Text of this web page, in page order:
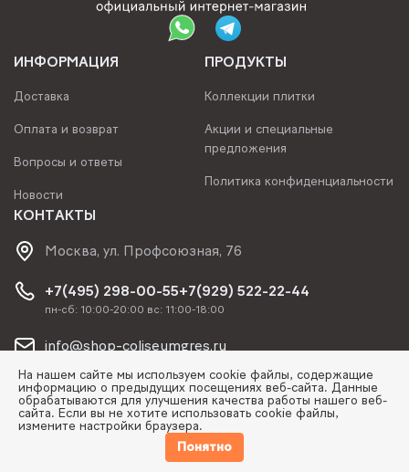
ИНФОРМАЦИЯ
Доставка
Оплата и возврат
Вопросы и ответы
Новости
ПРОДУКТЫ
Коллекции плитки
Акции и специальные
предложения
Политика конфиденциальности
КОНТАКТЫ
Москва, ул. Профсоюзная, 76
+7(495) 298-00-55+7(929) 522-22-44
пн-сб: 10:00-20:00 вс: 11:00-18:00
info@shop-coliseumgres.ru
© Copyright 2026 | Coliseum Gres, ООО "СИТИ"
На нашем сайте мы используем cookie файлы, содержащие
информацию о предыдущих посещениях веб-сайта. Данные
обрабатываются для улучшения качества работы нашего веб-
сайта. Если вы не хотите использовать cookie файлы,
измените настройки браузера.
Понятно